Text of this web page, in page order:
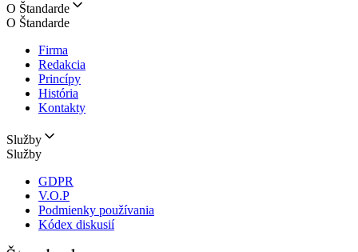
O Štandarde
O Štandarde
Firma
Redakcia
Princípy
História
Kontakty
Služby
Služby
GDPR
V.O.P
Podmienky používania
Kódex diskusií